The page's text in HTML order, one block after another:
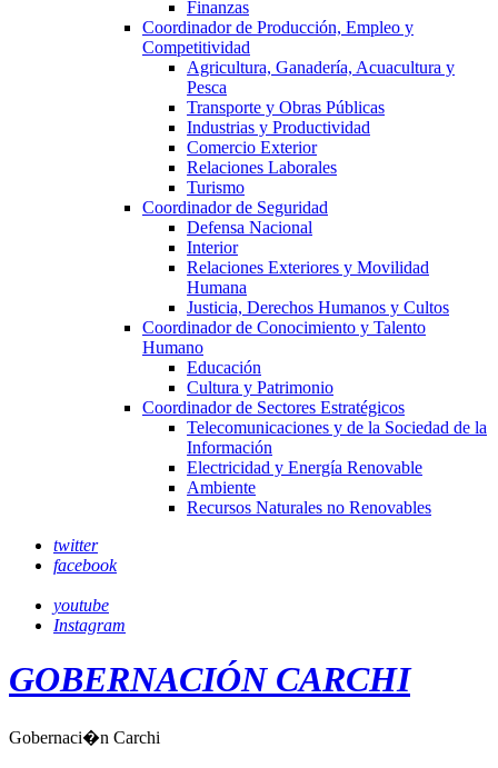
Finanzas
Coordinador de Producción, Empleo y
Competitividad
Agricultura, Ganadería, Acuacultura y
Pesca
Transporte y Obras Públicas
Industrias y Productividad
Comercio Exterior
Relaciones Laborales
Turismo
Coordinador de Seguridad
Defensa Nacional
Interior
Relaciones Exteriores y Movilidad
Humana
Justicia, Derechos Humanos y Cultos
Coordinador de Conocimiento y Talento
Humano
Educación
Cultura y Patrimonio
Coordinador de Sectores Estratégicos
Telecomunicaciones y de la Sociedad de la
Información
Electricidad y Energía Renovable
Ambiente
Recursos Naturales no Renovables
twitter
facebook
youtube
Instagram
GOBERNACIÓN CARCHI
Gobernaci�n Carchi